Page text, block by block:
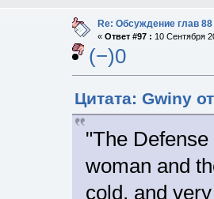
Re: Обсуждение глав 88
« Ответ #97 : 10 Сентября
(−)0
Цитата: Gwiny
"The
woman and
cold, and